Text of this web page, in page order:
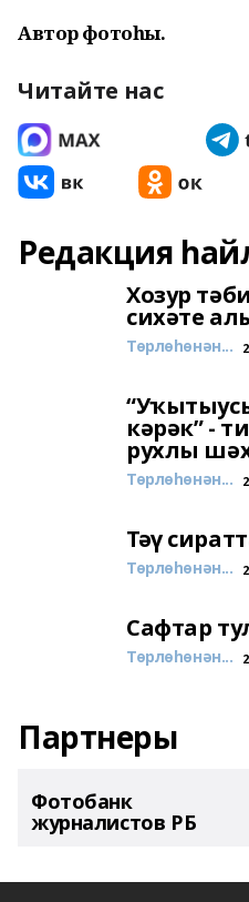
Автор фотоһы.
Читайте нас
Редакция
Хозур
сихәте
Төрлөһөнән...
кәрәк” -
рухлы
Төрлөһөнән...
Тәү
Төрлөһөнән...
Сафтар
Төрлөһөнән...
Партнеры
Фотобанк
журналистов РБ